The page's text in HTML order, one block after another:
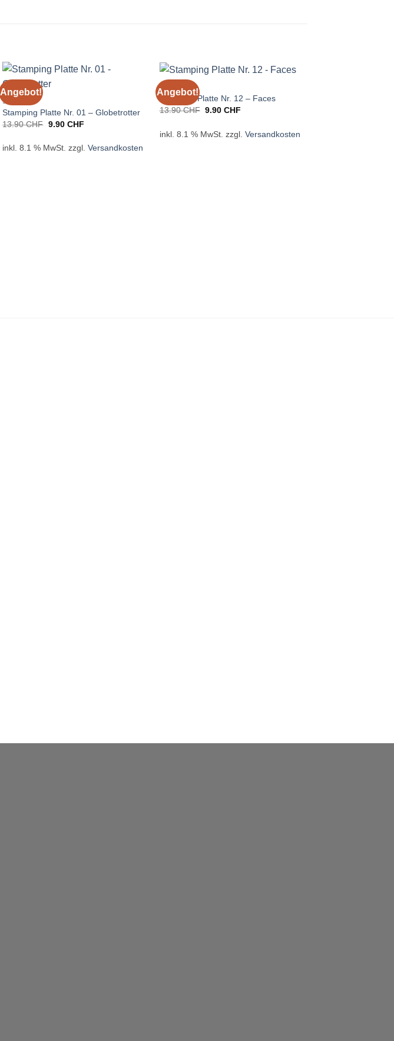
Angebot!
STAMPING
Stamping Platte Nr. 01 – Globetrotter
13.90CHF Ursprünglicher
13.90 CHF
9.90 CHFAktueller
9.90 CHF.
inkl. 8.1 % MwSt. zzgl.Versandkosten
Angebot!
STAMPING
Stamping Platte Nr. 12 – Faces
13.90CHF Ursprünglicher
13.90 CHF
9.90 CHFAktueller
9.90 CHF.
inkl. 8.1 % MwSt. zzgl. Versandkosten